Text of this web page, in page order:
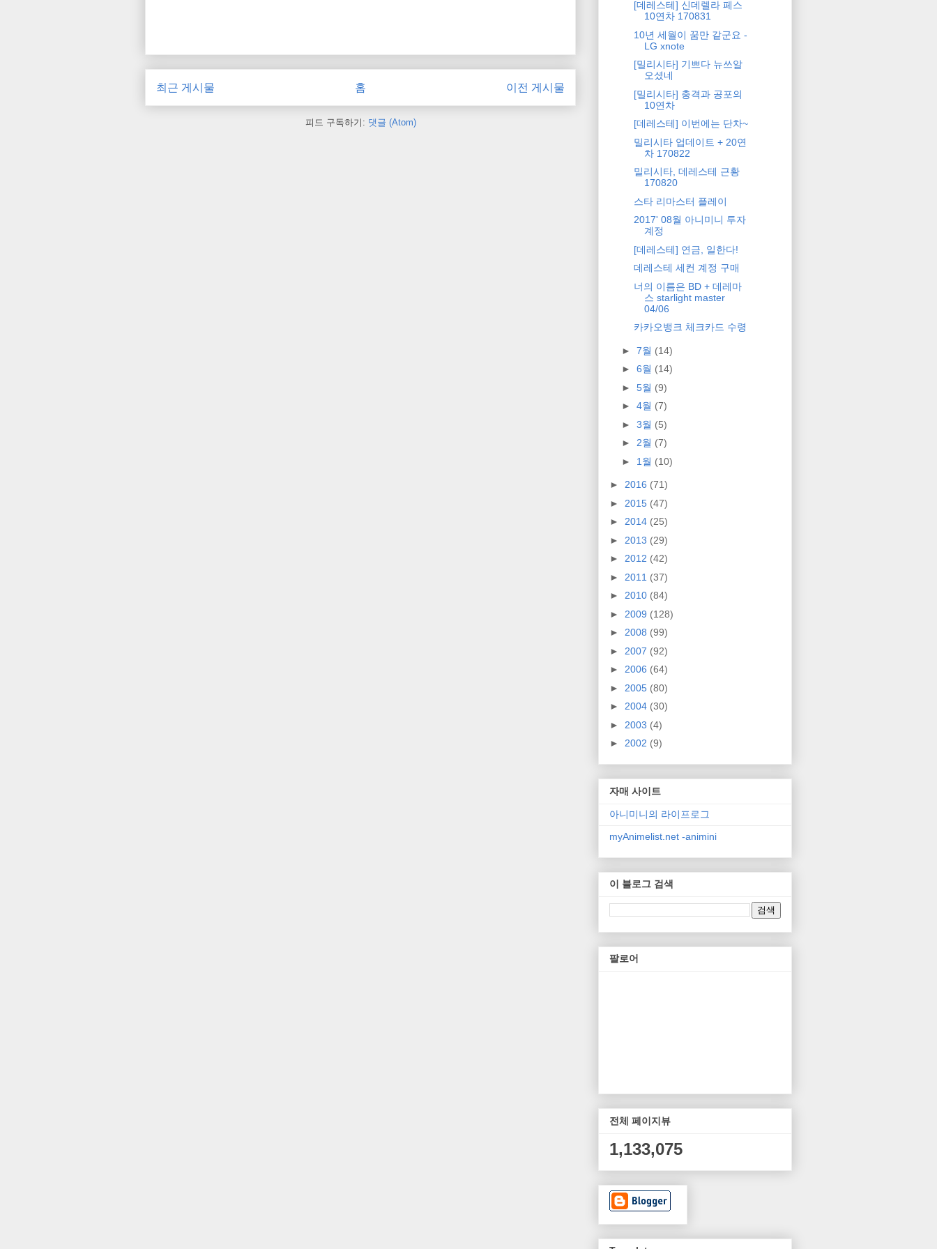
최근 게시물 이전 게시물
홈
피드 구독하기: 댓글 (Atom)
[데레스테] 신데렐라 페스
10연차 170831
10년 세월이 꿈만 같군요 -
LG xnote
[밀리시타] 기쁘다 뉴쓰알
오셨네
[밀리시타] 충격과 공포의
10연차
[데레스테] 이번에는 단차~
밀리시타 업데이트 + 20연
차 170822
밀리시타, 데레스테 근황
170820
스타 리마스터 플레이
2017' 08월 아니미니 투자
계정
[데레스테] 연금, 일한다!
데레스테 세컨 계정 구매
너의 이름은 BD + 데레마
스 starlight master
04/06
카카오뱅크 체크카드 수령
► 7월 (14)
► 6월 (14)
► 5월 (9)
► 4월 (7)
► 3월 (5)
► 2월 (7)
► 1월 (10)
► 2016 (71)
► 2015 (47)
► 2014 (25)
► 2013 (29)
► 2012 (42)
► 2011 (37)
► 2010 (84)
► 2009 (128)
► 2008 (99)
► 2007 (92)
► 2006 (64)
► 2005 (80)
► 2004 (30)
► 2003 (4)
► 2002 (9)
자매 사이트
아니미니의 라이프로그
myAnimelist.net -animini
이 블로그 검색
팔로어
전체 페이지뷰
1,133,075